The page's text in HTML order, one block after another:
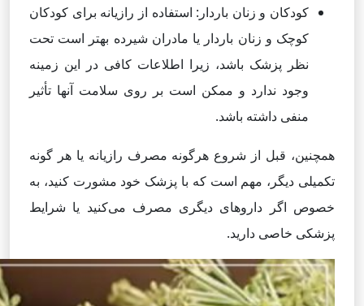
کودکان و زنان باردار: استفاده از رازیانه برای کودکان
کوچک و زنان باردار یا مادران شیرده بهتر است تحت
نظر پزشک باشد، زیرا اطلاعات کافی در این زمینه
وجود ندارد و ممکن است بر روی سلامت آنها تأثیر
منفی داشته باشد.
همچنین، قبل از شروع هرگونه مصرف رازیانه یا هر گونه
تکمیلی دیگر، مهم است که با پزشک خود مشورت کنید، به
خصوص اگر داروهای دیگری مصرف می‌کنید یا شرایط
پزشکی خاصی دارید.